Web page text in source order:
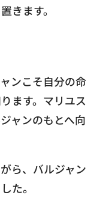
きます。
ンこそ自分の命
ます。マリユス
ャンのもとへ向
ら、バルジャン
た。